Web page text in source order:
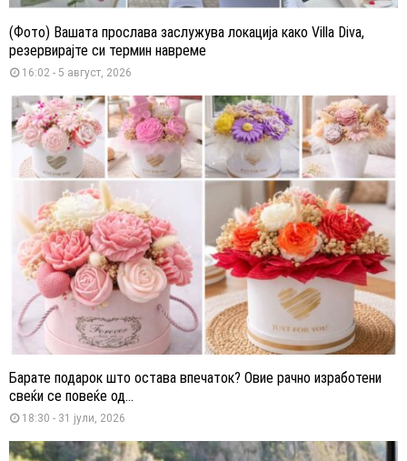
(Фото) Вашата прослава заслужува локација како Villa Diva,
резервирајте си термин навреме
16:02 - 5 август, 2026
Барате подарок што остава впечаток? Овие рачно изработени
свеќи се повеќе од...
18:30 - 31 јули, 2026